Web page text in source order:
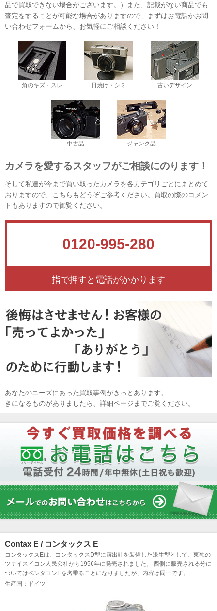
品で買取できない場合がございます。）また、記載がない商品でも
査定をすることが可能な場合がありますので、まずはお電話かお問
い合わせフォームから、お気軽にご相談ください！
角のキズ・スレ 日焼け・シミ 古いデザイン
中古品 ジャンク品
カメラを愛するスタッフがご相談にのります！
そして私達が今まで買い取ったカメラを各カテゴリごとにまとめて
おりますので、こちらもどうぞご参考ください。買取の際のコメン
トもありますので御覧ください。
0120-995-280
指で押すと電話がかかります
あなたのニーズにあった買取事例がきっとあります。
きになるものがありましたら、詳細ページまでご覧ください。
Contax E / コンタックス E
コンタックスEは、コンタックスD型に露出計を装備した派生型として、東独の
ツァイスイコン人民公社から1956年に発売されました。 西側に販売される分に
ついてはペンタコンEを名乗ることになりましたが、内容は同一です。
生産国：ドイツ